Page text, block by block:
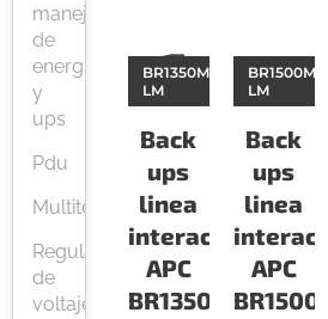
manejo
de
energía
y
ups
Pdu
Multitomas
Reguladores
de
voltaje
Back
ups
linea
interactiva
APC
BR1350M2-
BR1350M2-
LM
Back
ups
linea
APC
BR1500M2-
LM